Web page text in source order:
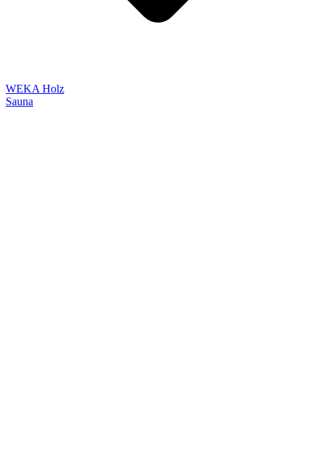
WEKA Holz
Sauna